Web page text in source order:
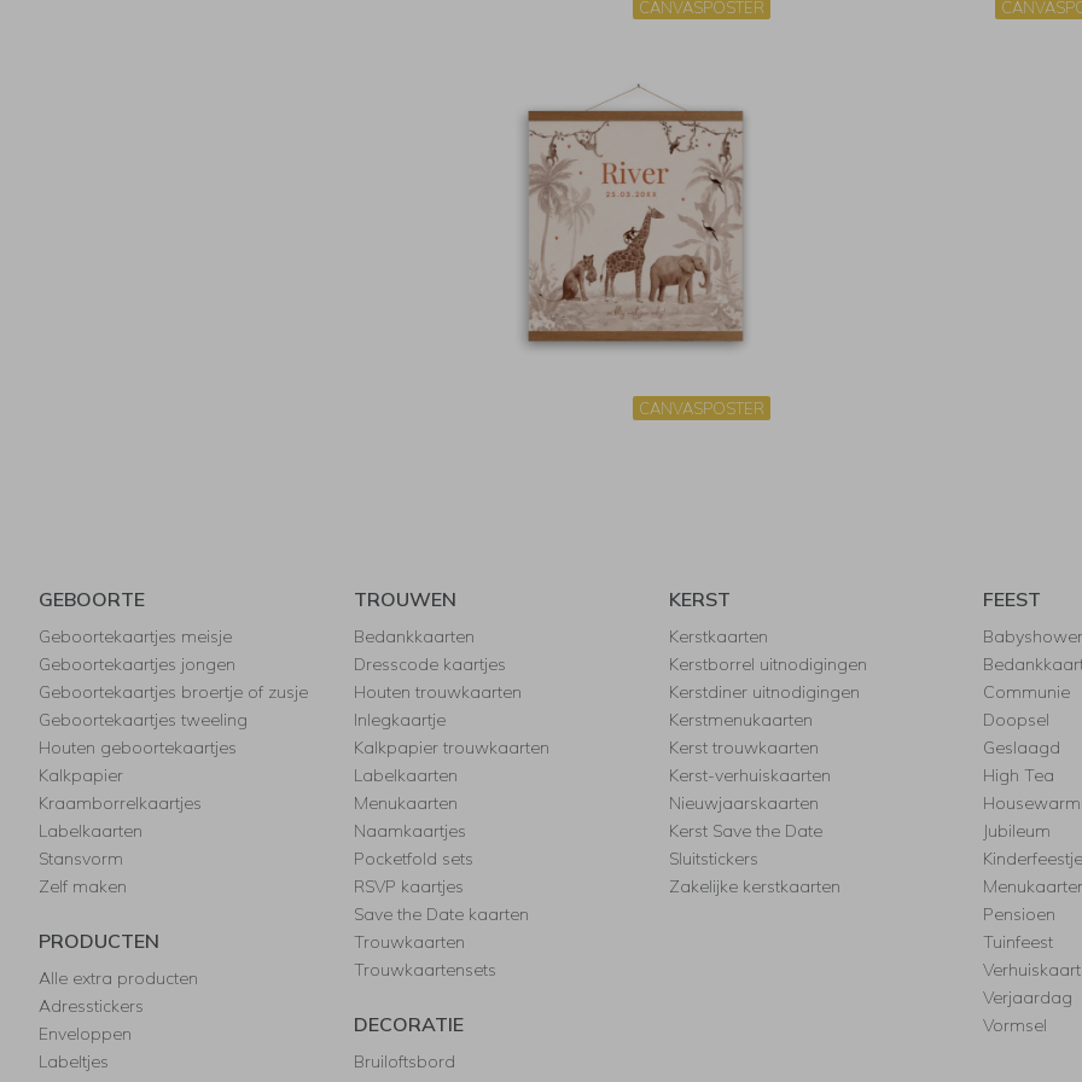
CANVASPOSTER
CANVASPOSTER
GEBOORTE
Geboortekaartjes meisje
Geboortekaartjes jongen
Geboortekaartjes broertje of zusje
Geboortekaartjes tweeling
Houten geboortekaartjes
Kalkpapier
Kraamborrelkaartjes
Labelkaarten
Stansvorm
Zelf maken
PRODUCTEN
Alle extra producten
Adresstickers
Enveloppen
Labeltjes
TROUWEN
Bedankkaarten
Dresscode kaartjes
Houten trouwkaarten
Inlegkaartje
Kalkpapier trouwkaarten
Labelkaarten
Menukaarten
Naamkaartjes
Pocketfold sets
RSVP kaartjes
Save the Date kaarten
Trouwkaarten
Trouwkaartensets
DECORATIE
Bruiloftsbord
KERST
Kerstkaarten
Kerstborrel uitnodigingen
Kerstdiner uitnodigingen
Kerstmenukaarten
Kerst trouwkaarten
Kerst-verhuiskaarten
Nieuwjaarskaarten
Kerst Save the Date
Sluitstickers
Zakelijke kerstkaarten
FEEST
Babyshower
Communie
Doopsel
Geslaagd
High Tea
Jubileum
Kinderfeestje
Pensioen
Tuinfeest
Verjaardag
Vormsel